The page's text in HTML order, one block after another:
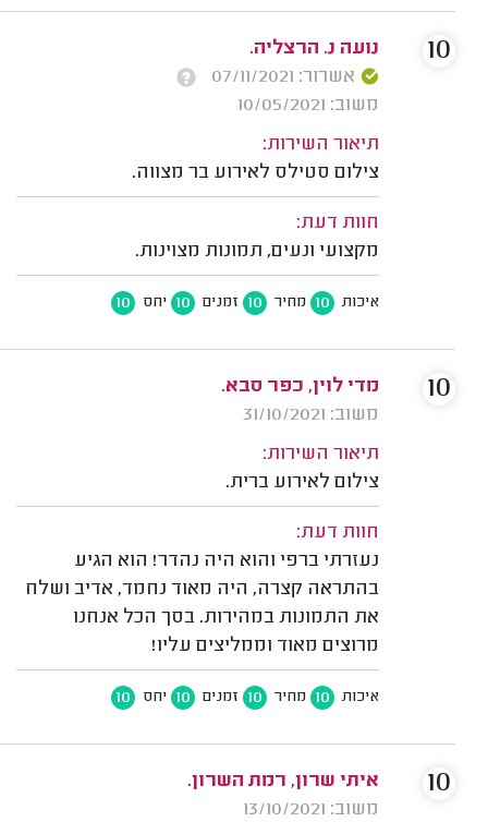
נועה נ. הרצליה.
אשרור: 07/11/2021
משוב: 10/05/2021
תיאור השירות:
צילום סטילס לאירוע בר מצווה.
חוות דעת:
מקצועי ונעים, תמונות מצוינות.
איכות 10 מחיר 10 זמנים 10 יחס 10
10
מדי לוין, כפר סבא.
משוב: 31/10/2021
תיאור השירות:
צילום לאירוע ברית.
חוות דעת:
נעזרתי ברפי והוא היה נהדר! הוא הגיע
בהתראה קצרה, היה מאוד נחמד, אדיב ושלח
את התמונות במהירות. בסך הכל אנחנו
מרוצים מאוד וממליצים עליו!
איכות 10 מחיר 10 זמנים 10 יחס 10
10
איתי שרון, רמת השרון.
משוב: 13/10/2021
10